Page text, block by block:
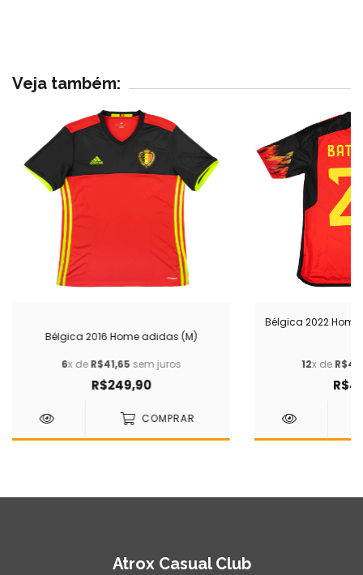
Veja também:
Bélgica 2016 Home adidas (M)
6x deR$41,65 sem juros
R$249,90
COMPRAR
Bélgica 2022
12x de
Atrox Casual Club